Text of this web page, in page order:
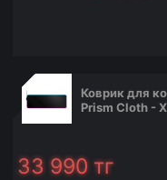
Коврик для
Prism Cloth -
33 990тг